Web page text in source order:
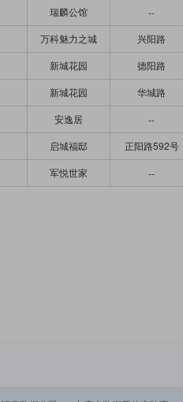
瑞麟公馆
--
万科魅力之城
兴阳路
新城花园
德阳路
新城花园
华城路
安逸居
--
启城福邸
正阳路592号
军悦世家 --